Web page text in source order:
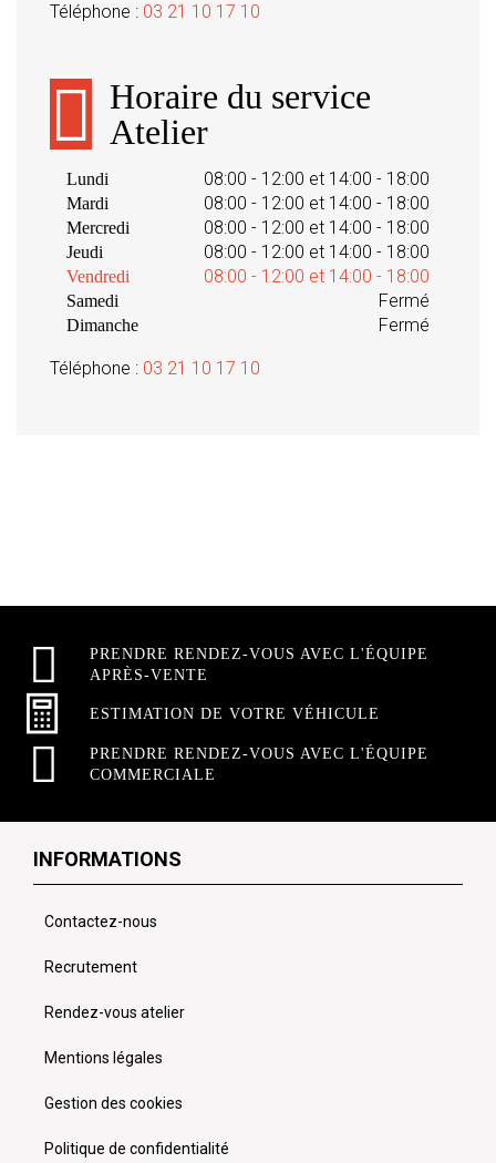
Téléphone : 03 21 10 17 10
Horaire du service
Atelier
Lundi 08:00 - 12:00 et 14:00 - 18:00
Mardi 08:00 - 12:00 et 14:00 - 18:00
Mercredi 08:00 - 12:00 et 14:00 - 18:00
Jeudi 08:00 - 12:00 et 14:00 - 18:00
Vendredi 08:00 - 12:00 et 14:00 - 18:00
Samedi Fermé
Dimanche Fermé
Téléphone : 03 21 10 17 10
PRENDRE RENDEZ-VOUS AVEC L'ÉQUIPE
APRÈS-VENTE
ESTIMATION DE VOTRE VÉHICULE
PRENDRE RENDEZ-VOUS AVEC L'ÉQUIPE
COMMERCIALE
INFORMATIONS
Contactez-nous
Recrutement
Rendez-vous atelier
Mentions légales
Gestion des cookies
Politique de confidentialité